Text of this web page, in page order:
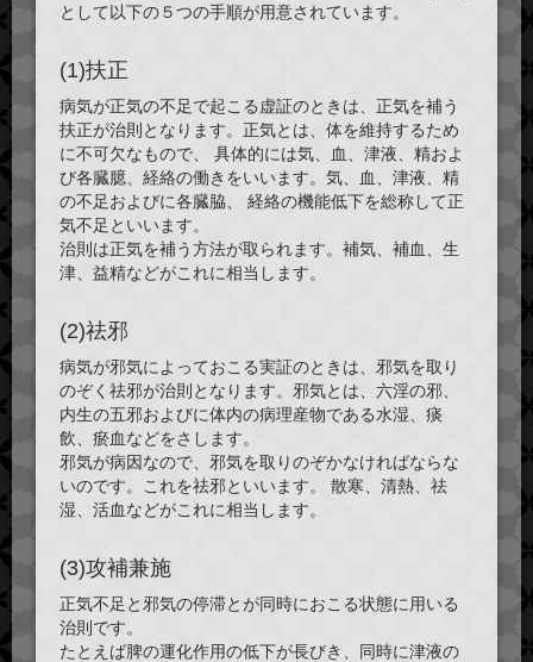
として以下の５つの手順が用意されています。
(1)扶正
病気が正気の不足で起こる虚証のときは、正気を補う
扶正が治則となります。正気とは、体を維持するため
に不可欠なもので、 具体的には気、血、津液、精およ
び各臓臆、経絡の働きをいいます。気、血、津液、精
の不足およびに各臓脇、 経絡の機能低下を総称して正
気不足といいます。
治則は正気を補う方法が取られます。補気、補血、生
津、益精などがこれに相当します。
(2)祛邪
病気が邪気によっておこる実証のときは、邪気を取り
のぞく祛邪が治則となります。邪気とは、六淫の邪、
内生の五邪およびに体内の病理産物である水湿、痰
飲、瘀血などをさします。
邪気が病因なので、邪気を取りのぞかなければならな
いのです。これを祛邪といいます。 散寒、清熱、祛
湿、活血などがこれに相当します。
(3)攻補兼施
正気不足と邪気の停滞とが同時におこる状態に用いる
治則です。
たとえば脾の運化作用の低下が長びき、同時に津液の